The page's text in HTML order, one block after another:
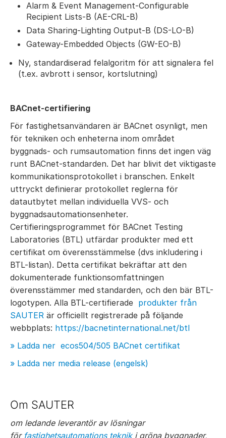
Alarm & Event Management-Configurable
Recipient Lists-B (AE-CRL-B)
Data Sharing-Lighting Output-B (DS-LO-B)
Gateway-Embedded Objects (GW-EO-B)
Ny, standardiserad felalgoritm för att signalera fel
(t.ex. avbrott i sensor, kortslutning)
BACnet-certifiering
För fastighetsanvändaren är BACnet osynligt, men
för tekniken och enheterna inom området
byggnads- och rumsautomation finns det ingen väg
runt BACnet-standarden. Det har blivit det viktigaste
kommunikationsprotokollet i branschen. Enkelt
uttryckt definierar protokollet reglerna för
datautbytet mellan individuella VVS- och
byggnadsautomationsenheter.
Certifieringsprogrammet för BACnet Testing
Laboratories (BTL) utfärdar produkter med ett
certifikat om överensstämmelse (dvs inkludering i
BTL-listan). Detta certifikat bekräftar att den
dokumenterade funktionsomfattningen
överensstämmer med standarden, och den bär BTL-
logotypen. Alla BTL-certifierade produkter från
SAUTER är officiellt registrerade på följande
webbplats: https://bacnetinternational.net/btl
» Ladda ner ecos504/505 BACnet certifikat
» Ladda ner media release (engelsk)
Om SAUTER
om ledande leverantör av lösningar
för fastighetsautomations tekniki gröna byggnader,